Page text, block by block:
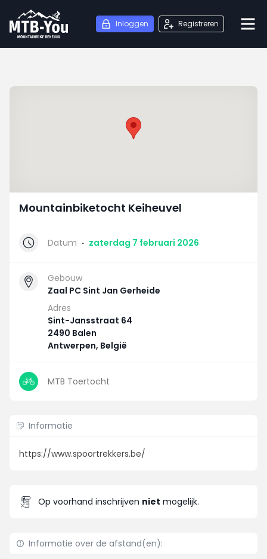
Inloggen Registreren
Mountainbiketocht Keiheuvel
Datum · zaterdag 7 februari 2026
Gebouw
Zaal PC Sint Jan Gerheide
Adres
Sint-Jansstraat 64
2490 Balen
Antwerpen, België
MTB Toertocht
Informatie
https://www.spoortrekkers.be/
Op voorhand inschrijven niet mogelijk.
Informatie over de afstand(en):